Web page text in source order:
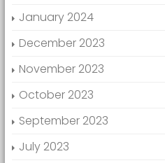
January 2024
December 2023
November 2023
October 2023
September 2023
July 2023